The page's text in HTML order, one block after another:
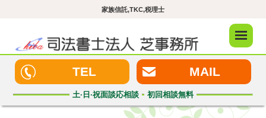
家族信託,TKC,税理士
メニュ
TEL MAIL
土·日·祝面談応相談 初回相談無料